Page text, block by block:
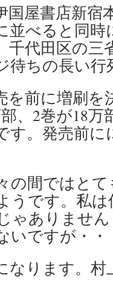
国屋書店新宿
並べると同
千代田区の三
待ちの長い行
を前に増刷
、2巻が18
す。発売前
の間ではと
うです。私
ゃありませ
いですが・・
なります。